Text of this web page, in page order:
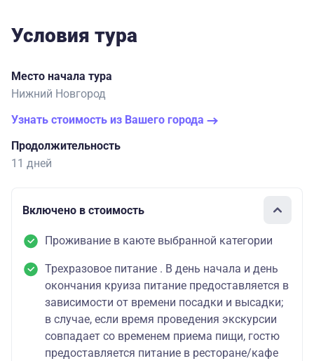
Условия тура
Место начала тура
Нижний Новгород
Узнать стоимость из Вашего города
Продолжительность
11 дней
Включено в стоимость
Проживание в каюте выбранной категории
Трехразовое питание . В день начала и день
окончания круиза питание предоставляется в
зависимости от времени посадки и высадки;
в случае, если время проведения экскурсии
совпадает со временем приема пищи, гостю
предоставляется питание в ресторане/кафе